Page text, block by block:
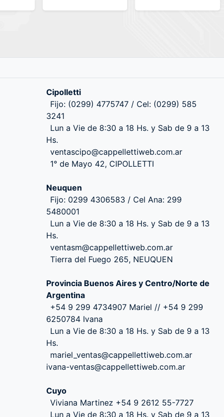
Cipolletti
Fijo: (0299) 4775747 / Cel: (0299) 585
3241
Lun a Vie de 8:30 a 18 Hs. y Sab de 9 a 13
Hs.
ventascipo@cappellettiweb.com.ar
1° de Mayo 42, CIPOLLETTI
Neuquen
Fijo: 0299 4306583 / Cel Ana: 299
5480001
Lun a Vie de 8:30 a 18 Hs. y Sab de 9 a 13
Hs.
ventasm@cappellettiweb.com.ar
Tierra del Fuego 265, NEUQUEN
Provincia Buenos Aires y Centro/Norte de
Argentina
+54 9 299 4734907 Mariel // +54 9 299
6250784 Ivana
Lun a Vie de 8:30 a 18 Hs. y Sab de 9 a 13
Hs.
mariel_ventas@cappellettiweb.com.ar
ivana-ventas@cappellettiweb.com.ar
Cuyo
Viviana Martinez +54 9 2612 55-7727
Lun a Vie de 8:30 a 18 Hs. y Sab de 9 a 13